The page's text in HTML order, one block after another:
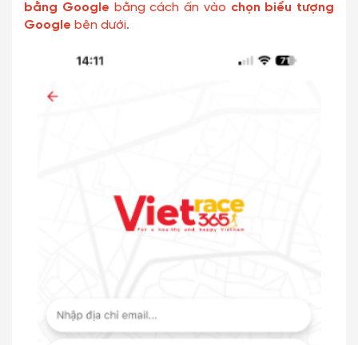
bằng Google bằng cách ấn vào chọn biểu tượng
Google bên dưới.